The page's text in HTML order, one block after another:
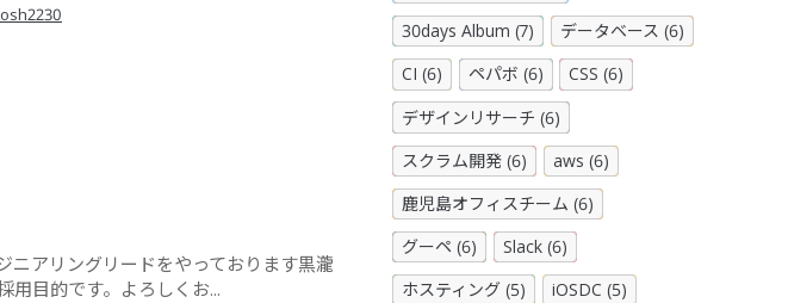
ニアリングリードをやっております黒瀧
用目的です。よろしくお...
30days Album (7)
データベース (6)
CI (6)
ペパボ (6)
CSS (6)
デザインリサーチ (6)
スクラム開発 (6)
aws (6)
鹿児島オフィスチーム (6)
グーペ (6)
Slack (6)
ホスティング (5)
iOSDC (5)